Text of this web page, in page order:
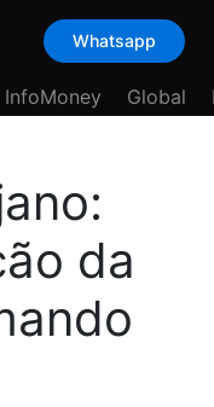
Whatsapp
InfoMoney Global
da